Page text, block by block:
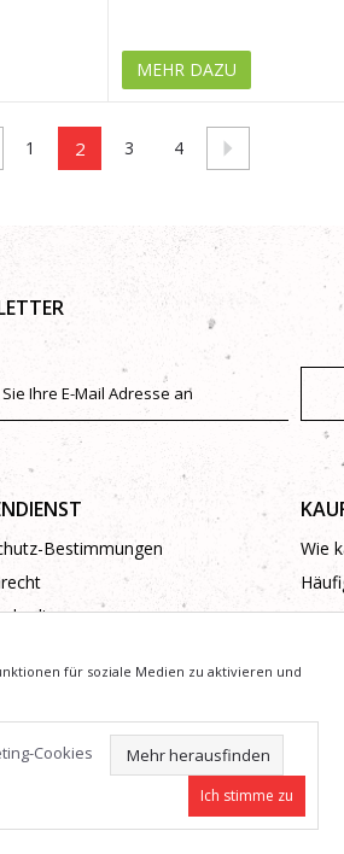
MEHR DAZU
1 2 3 4
Bestimmungen
Wie
Wir können jedoch nicht garantieren, dass alle
die Verfügbarkeit überprüfen, indem Sie diese
Rechte vorbehalten.
für soziale Medien zu aktivieren und
Cookies Mehr herausfinden
Ich stimme zu